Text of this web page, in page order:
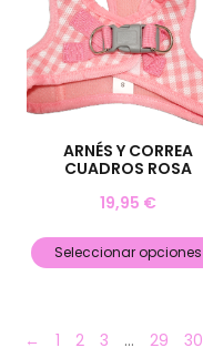
ARNÉS Y CORREA
CUADROS ROSA
19,95 €
Seleccionar opciones
← 1 2 3 … 29 30